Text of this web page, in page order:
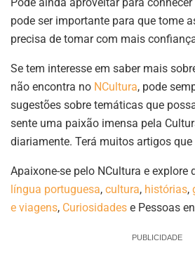
pode ser importante para que tome
precisa de tomar com mais
Se tem interesse em saber mais
não encontra no NCultura, pode
sugestões sobre temáticas que
sente uma paixão imensa pela
diariamente. Terá muitos artigos que
Apaixone-se pelo NCultura e explore
língua portuguesa, cultura, histórias,
e viagens, Curiosidades e Pessoas
PUBLICIDADE